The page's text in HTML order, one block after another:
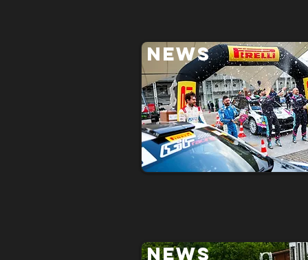
NEWS
NEWS